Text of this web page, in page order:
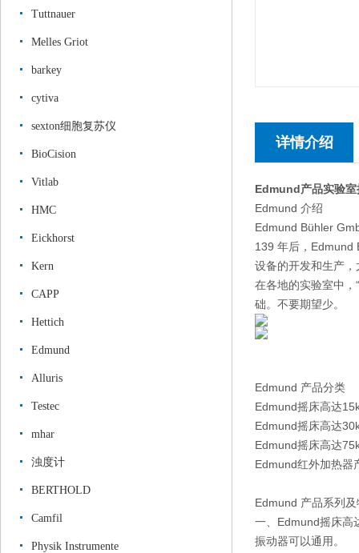
Tuttnauer
Melles Griot
barkey
cytiva
sexton细胞复苏仪
BioCision
Vitlab
HMC
Eickhorst
Kern
CAPP
Hettich
Edmund
Alluris
Testec
mhar
浊度计
BERTHOLD
Camfil
Physik Instrumente
详情介绍
Edmund产品实验室
Edmund 介绍
Edmund Bühler
139 年后，Edmund
设备的开发和生产
在各地的实验室中
础。不要期望少。
Edmund 产品分类
Edmund摇床高达
Edmund摇床高达
Edmund摇床高达
Edmund红外加热器
Edmund 产品系列及
一、Edmund摇床高
振动器可以通用。